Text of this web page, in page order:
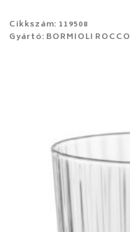
Cikkszám: 119508
Gyártó: BORMIOLI ROCCO